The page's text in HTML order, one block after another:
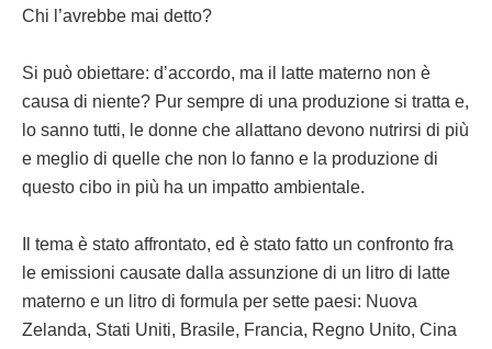
Chi l’avrebbe mai detto?
Si può obiettare: d’accordo, ma il latte materno non è
causa di niente? Pur sempre di una produzione si tratta e,
lo sanno tutti, le donne che allattano devono nutrirsi di più
e meglio di quelle che non lo fanno e la produzione di
questo cibo in più ha un impatto ambientale.
Il tema è stato affrontato, ed è stato fatto un confronto fra
le emissioni causate dalla assunzione di un litro di latte
materno e un litro di formula per sette paesi: Nuova
Zelanda, Stati Uniti, Brasile, Francia, Regno Unito, Cina